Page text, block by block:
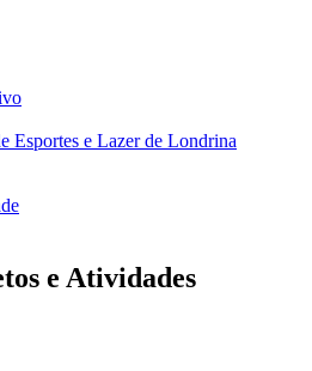
Esportes e Lazer de Londrina
e Atividades